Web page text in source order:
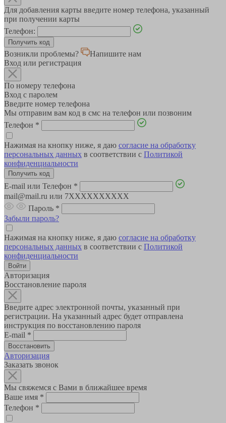
Для добавления карты введите номер телефона, указанный
при получении карты
Телефон:
Возникли проблемы?
Напишите нам
Вход или регистрация
По номеру телефона
Вход с паролем
Введите номер телефона
Мы отправим вам код в смс на телефон или позвоним
Телефон *
Нажимая на кнопку ниже, я даю согласие на обработку
персональных данных в соответствии с Политикой
конфиденциальности
E-mail или Телефон *
mail@mail.ru или 7XXXXXXXXXX
Пароль *
Забыли пароль?
Нажимая на кнопку ниже, я даю согласие на обработку
персональных данных в соответствии с Политикой
конфиденциальности
Авторизация
Восстановление пароля
Введите адрес электронной почты, указанный при
регистрации. На указанный адрес будет отправлена
инструкция по восстановлению пароля
E-mail *
Авторизация
Заказать звонок
Мы свяжемся с Вами в ближайшее время
Ваше имя *
Телефон *